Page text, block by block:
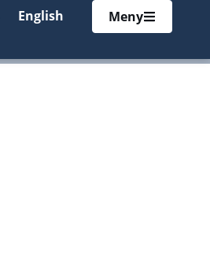
English Meny